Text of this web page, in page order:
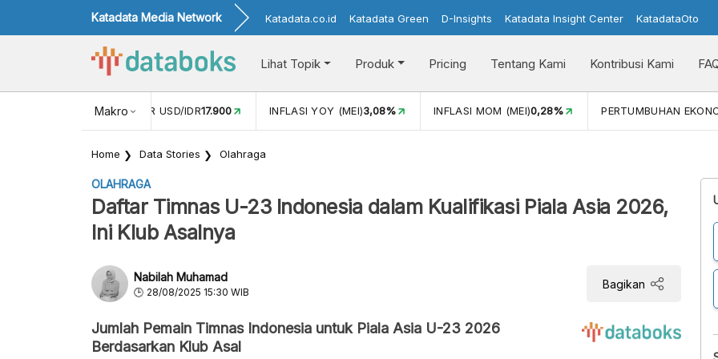
Katadata Media Network Katadata.co.id Katadata Green D-Insights Katadata Insight Center KatadataOto
Lihat Topik Produk Pricing Tentang Kami Kontribusi Kami
Makro
NILAI TUKAR USD/IDR17.900 INFLASI YOY (MEI)3,08% INFLASI MOM (MEI)0,28% PERTUMBUHAN
Home Data Stories Olahraga
OLAHRAGA
Daftar Timnas U-23 Indonesia dalam Kualifikasi Piala Asia 2026,
Ini Klub Asalnya
Nabilah Muhamad
28/08/2025 15:30 WIB
Bagikan
Jumlah Pemain Timnas Indonesia untuk Piala Asia U-23 2026
Berdasarkan Klub Asal